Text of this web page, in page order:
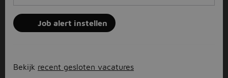
Job alert instellen
Bekijk recent gesloten vacatures